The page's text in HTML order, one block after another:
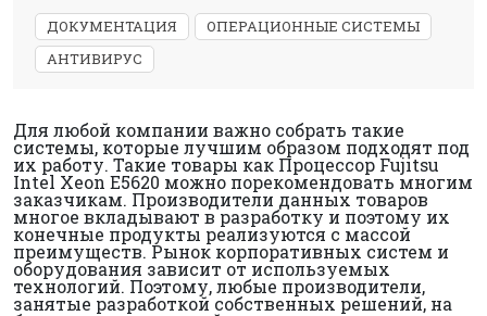
ДОКУМЕНТАЦИЯ
ОПЕРАЦИОННЫЕ СИСТЕМЫ
АНТИВИРУС
Для любой компании важно собрать такие
системы, которые лучшим образом подходят под
их работу. Такие товары как Процессор Fujitsu
Intel Xeon E5620 можно порекомендовать многим
заказчикам. Производители данных товаров
многое вкладывают в разработку и поэтому их
конечные продукты реализуются с массой
преимуществ. Рынок корпоративных систем и
оборудования зависит от используемых
технологий. Поэтому, любые производители,
занятые разработкой собственных решений, на